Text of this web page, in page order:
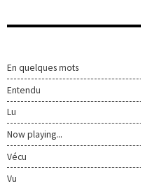
En quelques mots
Entendu
Lu
Now playing...
Vécu
Vu